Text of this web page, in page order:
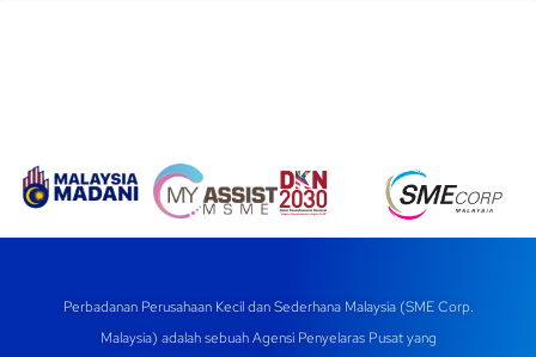
Perbadanan Perusahaan Kecil dan Sederhana Malaysia (SME Corp.
Malaysia) adalah sebuah Agensi Penyelaras Pusat yang